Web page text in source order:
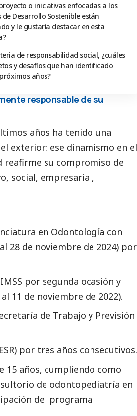
o iniciativas enfocadas a los
de Desarrollo Sostenible están
y le gustaría destacar en esta
de responsabilidad social, ¿cuáles
y desafíos que han identificado
años?
responsable de su
años ha tenido una
exterior; ese dinamismo en el
reafirme su compromiso de
social, empresarial,
en Odontología con
28 de noviembre de 2024) por
por segunda ocasión y
11 de noviembre de 2022).
de Trabajo y Previsión
por tres años consecutivos.
15 años, cumpliendo como
de odontopediatría en
del programa